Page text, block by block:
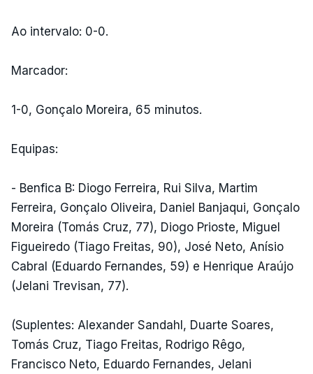
Ao intervalo: 0-0.
Marcador:
1-0, Gonçalo Moreira, 65 minutos.
Equipas:
- Benfica B: Diogo Ferreira, Rui Silva, Martim
Ferreira, Gonçalo Oliveira, Daniel Banjaqui, Gonçalo
Moreira (Tomás Cruz, 77), Diogo Prioste, Miguel
Figueiredo (Tiago Freitas, 90), José Neto, Anísio
Cabral (Eduardo Fernandes, 59) e Henrique Araújo
(Jelani Trevisan, 77).
(Suplentes: Alexander Sandahl, Duarte Soares,
Tomás Cruz, Tiago Freitas, Rodrigo Rêgo,
Francisco Neto, Eduardo Fernandes, Jelani